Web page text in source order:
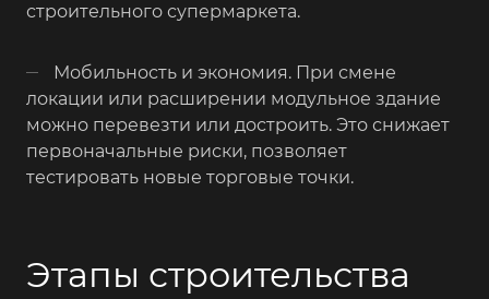
строительного супермаркета.
Мобильность и экономия. При смене
локации или расширении модульное здание
можно перевезти или достроить. Это снижает
первоначальные риски, позволяет
тестировать новые торговые точки.
Этапы строительства